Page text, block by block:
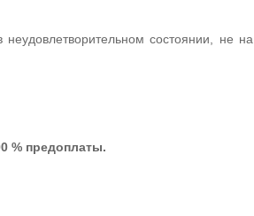
неудовлетворительном состоянии, не на
% предоплаты.